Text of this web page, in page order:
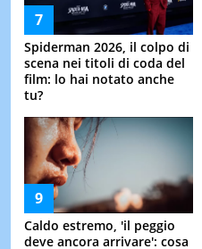
Spiderman 2026, il colpo di
scena nei titoli di coda del
film: lo hai notato anche
tu?
Caldo estremo, 'il peggio
deve ancora arrivare': cosa